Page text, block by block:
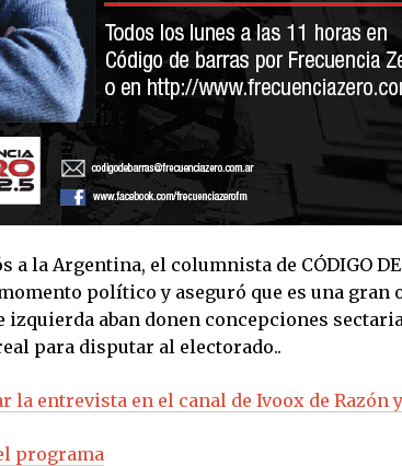
a la Argentina, el columnista de CÓDIGO DE
político y aseguró que es una gran
izquierda aban donen concepciones
para disputar al electorado..
la entrevista en el canal de Ivoox de Razón
programa